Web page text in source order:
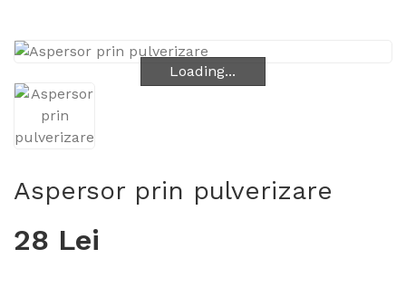
Loading...
Loading...
Aspersor prin pulverizare
28 Lei